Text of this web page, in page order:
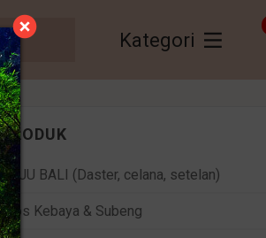
Kategori
PRODUK
BAJU BALI (Daster, celana, setelan)
Bros Kebaya & Subeng